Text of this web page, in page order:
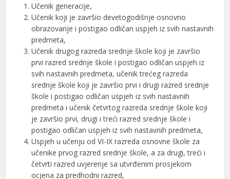
Učenik generacije,
Učenik koji je završio devetogodišnje osnovno
obrazovanje i postigao odličan uspjeh iz svih nastavnih
predmeta,
Učenik drugog razreda srednje škole koji je završio
prvi razred srednje škole i postigao odličan uspjeh iz
svih nastavnih predmeta, učenik trećeg razreda
srednje škole koji je završio prvi i drugi razred srednje
škole i postigao odličan uspjeh iz svih nastavnih
predmeta i učenik četvrtog razreda srednje škole koji
je završio prvi, drugi i treći razred srednje škole i
postigao odličan uspjeh iz svih nastavnih predmeta,
Uspjeh u učenju od VI-IX razreda osnovne škole za
učenike prvog razred srednje škole, a za drugi, treći i
četvrti razred uvjerenje sa utvrđenim prosjekom
ocjena za predhodni razred,